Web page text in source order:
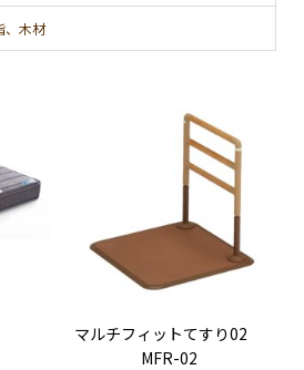
、木材
マルチフィットてすり02
MFR-02